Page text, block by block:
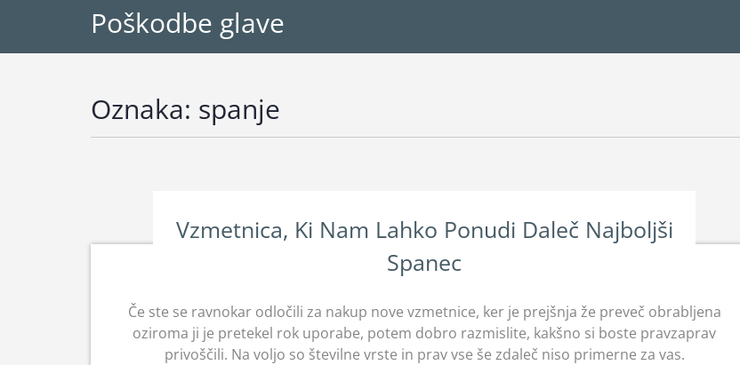
Poškodbe glave
Oznaka: spanje
Vzmetnica, Ki Nam Lahko Ponudi Daleč Najboljši
Spanec
Če ste se ravnokar odločili za nakup nove vzmetnice, ker je prejšnja že preveč obrabljena
oziroma ji je pretekel rok uporabe, potem dobro razmislite, kakšno si boste pravzaprav
privoščili. Na voljo so številne vrste in prav vse še zdaleč niso primerne za vas.